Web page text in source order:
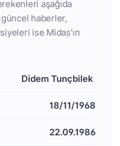
aşağıda
haberler,
ise Midas'ın
Didem Tunçbilek
18/11/1968
22.09.1986